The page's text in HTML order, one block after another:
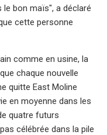
bon maïs", a déclaré
cette personne
comme en usine, la
chaque nouvelle
quitte East Moline
en moyenne dans les
quatre futurs
célébrée dans la pile